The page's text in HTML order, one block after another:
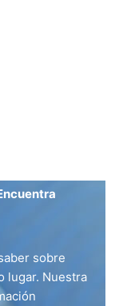
sobre
lugar. Nuestra